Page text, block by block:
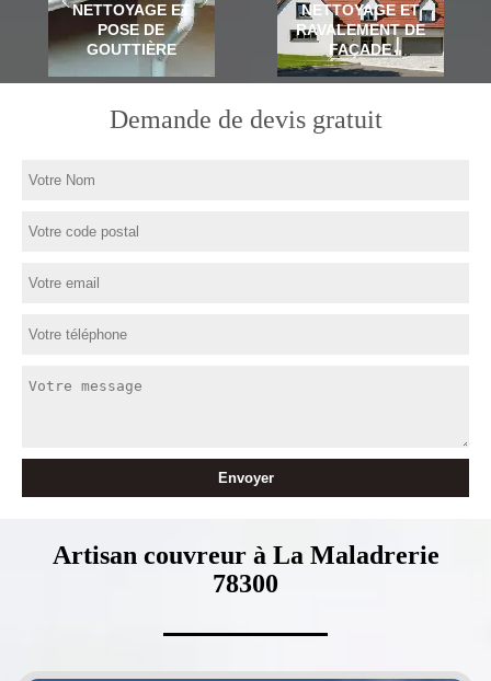
NETTOYAGE ET
POSE DE
GOUTTIÈRE
NETTOYAGE ET
RAVALEMENT DE
FAÇADE
Demande de devis gratuit
Artisan couvreur à La Maladrerie
78300